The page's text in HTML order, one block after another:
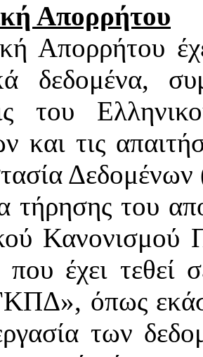
Απορρήτου
Απορρήτου
δεδομένα,
του
και τις
τήρησης του
έχει τεθεί
όπως
των